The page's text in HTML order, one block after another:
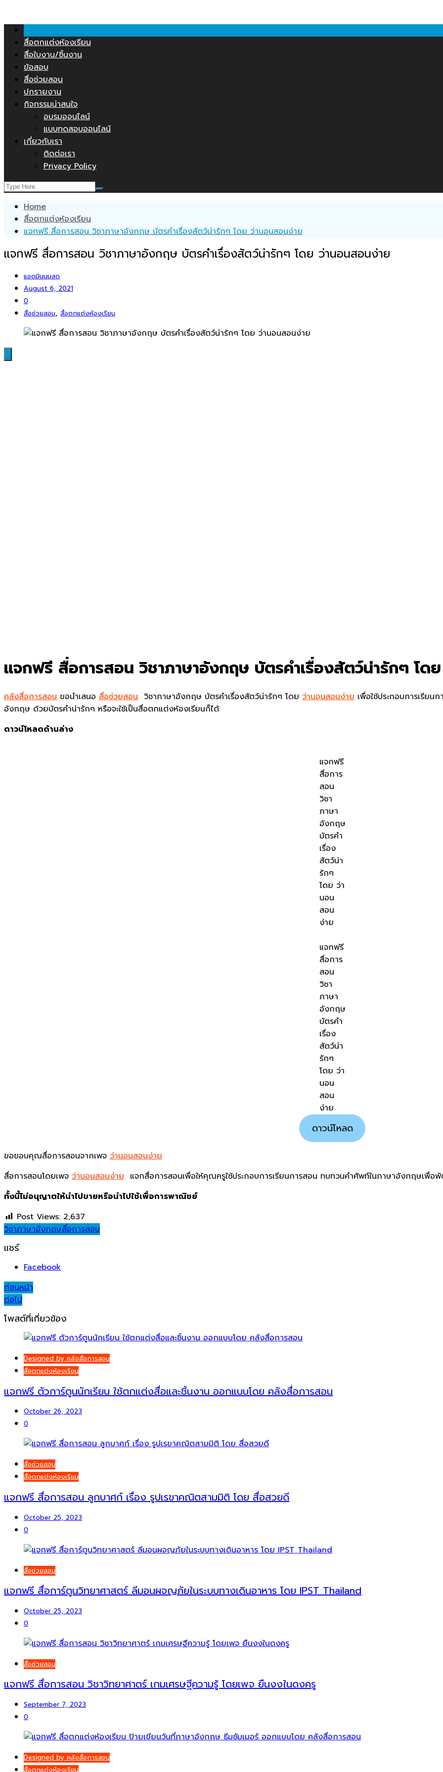
to
content
สื่อตกแต่งห้องเรียน
สื่อใบงาน/ชิ้นงาน
ข้อสอบ
สื่อช่วยสอน
ปกรายงาน
กิจกรรมน่าสนใจ
อบรมออนไลน์
แบบทดสอบออนไลน์
เกี่ยวกับเรา
ติดต่อเรา
Privacy Policy
Home
สื่อตกแต่งห้องเรียน
แจกฟรี สื่อการสอน วิชาภาษาอังกฤษ บัตรคำเรื่องสัตว์น่ารักๆ โดย ว่านอนสอนง่าย
แจกฟรี สื่อการสอน วิชาภาษาอังกฤษ บัตรคำเรื่องสัตว์น่ารักๆ โดย ว่านอนสอนง่าย
แอดมินนมสด
August 6, 2021
0
สื่อช่วยสอน, สื่อตกแต่งห้องเรียน
แจกฟรี สื่อการสอน วิชาภาษาอังกฤษ บัตรคำเรื่องสัตว์น่ารักๆ โดย
คลังสื่อการสอน ขอนำเสนอ สื่อช่วยสอน วิชาภาษาอังกฤษ บัตรคำเรื่องสัตว์น่ารักๆ โดย ว่านอนสอนง่าย เพื่อใช้ประกอบการเรีย
อังกฤษ ด้วยบัตรคำน่ารักๆ หรือจะใช้เป็นสื่อตกแต่งห้องเรียนก็ได้
ดาวน์โหลดด้านล่าง
แจกฟรี
สื่อการ
สอน
วิชา
ภาษา
อังกฤษ
บัตรคำ
เรื่อง
สัตว์น่า
รักๆ
โดย ว่า
นอน
สอน
ง่าย
แจกฟรี
สื่อการ
สอน
วิชา
ภาษา
อังกฤษ
บัตรคำ
เรื่อง
สัตว์น่า
รักๆ
โดย ว่า
นอน
สอน
ง่าย
ดาวน์โหลด
ขอขอบคุณสื่อการสอนจากเพจ ว่านอนสอนง่าย
สื่อการสอนโดยเพจ ว่านอนสอนง่าย แจกสื่อการสอนเพื่อให้คุณครูใช้ประกอบการเรียนการสอน ทบทวนคำศัพท์ในภาษาอังกฤษเพื่
ทั้งนี้ไม่อนุญาตให้นำไปขายหรือนำไปใช้เพื่อการพาณิชย์
Post Views: 2,637
วิชาภาษาอังกฤษสื่อการสอน
แชร์
Facebook
Post
navigation
ก่อนหน้า
ต่อไป
โพสต์ที่เกี่ยวข้อง
Designed by คลังสื่อการสอน
สื่อตกแต่งห้องเรียน
แจกฟรี ตัวการ์ตูนนักเรียน ใช้ตกแต่งสื่อและชิ้นงาน ออกแบบโดย คลังสื่อการสอน
October 26, 2023
0
สื่อช่วยสอน
สื่อตกแต่งห้องเรียน
แจกฟรี สื่อการสอน ลูกบาศก์ เรื่อง รูปเรขาคณิตสามมิติ โดย สื่อสวยดี
October 25, 2023
0
สื่อช่วยสอน
แจกฟรี สื่อการ์ตูนวิทยาศาสตร์ ลีมอนผจญภัยในระบบทางเดินอาหาร โดย IPST Thailand
October 25, 2023
0
สื่อช่วยสอน
แจกฟรี สื่อการสอน วิชาวิทยาศาตร์ เกมเศรษฐีความรู้ โดยเพจ ยืนงงในดงครู
September 7, 2023
0
Designed by คลังสื่อการสอน
สื่อตกแต่งห้องเรียน